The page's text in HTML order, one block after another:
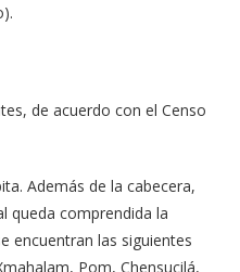
de acuerdo con el Censo
Además de la cabecera,
queda comprendida la
encuentran las siguientes
Pom, Chensucilá,